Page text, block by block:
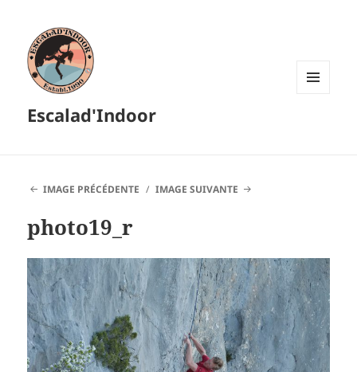
Escalad'Indoor
IMAGE PRÉCÉDENTE IMAGE SUIVANTE
photo19_r